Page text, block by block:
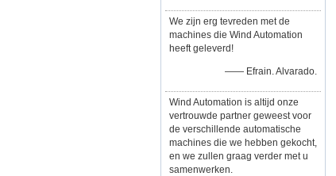
We zijn erg tevreden met de
machines die Wind Automation
heeft geleverd!
—— Efrain. Alvarado.
Wind Automation is altijd onze
vertrouwde partner geweest voor
de verschillende automatische
machines die we hebben gekocht,
en we zullen graag verder met u
samenwerken.